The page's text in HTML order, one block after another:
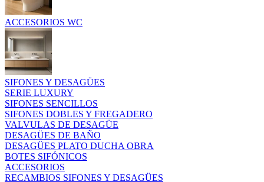
ACCESORIOS WC
SIFONES Y DESAGÜES
SERIE LUXURY
SIFONES SENCILLOS
SIFONES DOBLES Y FREGADERO
VALVULAS DE DESAGÜE
DESAGÜES DE BAÑO
DESAGÜES PLATO DUCHA OBRA
BOTES SIFÓNICOS
ACCESORIOS
RECAMBIOS SIFONES Y DESAGÜES